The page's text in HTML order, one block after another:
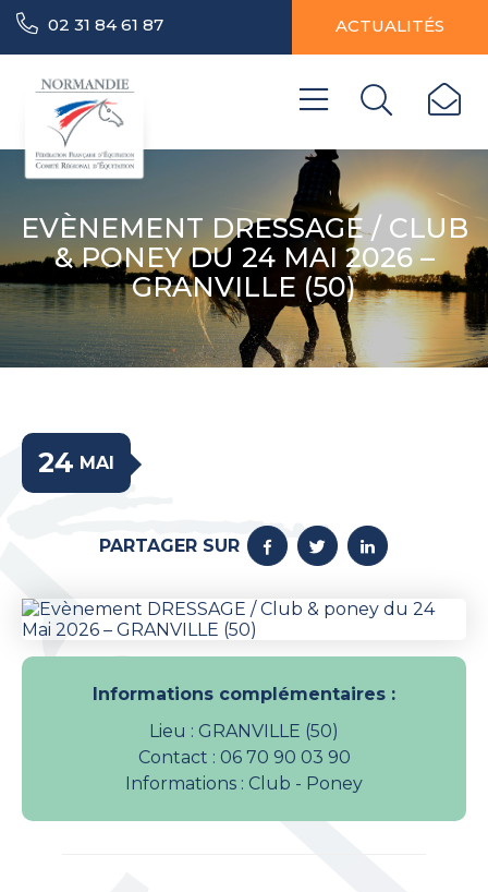
02 31 84 61 87 ACTUALITÉS
EVÈNEMENT DRESSAGE / CLUB
& PONEY DU 24 MAI 2026 –
GRANVILLE (50)
24 MAI
PARTAGER SUR
Informations complémentaires :
Lieu : GRANVILLE (50)
Contact : 06 70 90 03 90
Informations : Club - Poney